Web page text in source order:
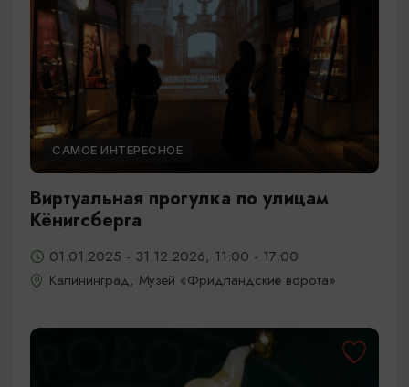
САМОЕ ИНТЕРЕСНОЕ
Виртуальная прогулка по улицам
Кёнигсберга
01.01.2025 - 31.12.2026, 11:00 - 17:00
Калининград, Музей «Фридландские ворота»